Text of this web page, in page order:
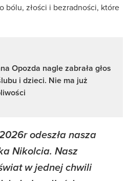
bólu, złości i bezradności, które
Opozda nagle zabrała głos
i dzieci. Nie ma już
odeszła nasza
Nikolcia. Nasz
w jednej chwili